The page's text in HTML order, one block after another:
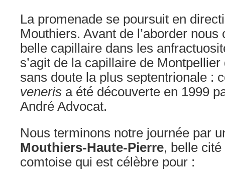
La promenade se poursuit en
Mouthiers. Avant de l’aborder
belle capillaire dans les
s’agit de la capillaire de Montpellier
sans doute la plus septentrionale :
veneris a été découverte en 1999
André Advocat.
Nous terminons notre journée par
Mouthiers-Haute-Pierre, belle
comtoise qui est célèbre pour :